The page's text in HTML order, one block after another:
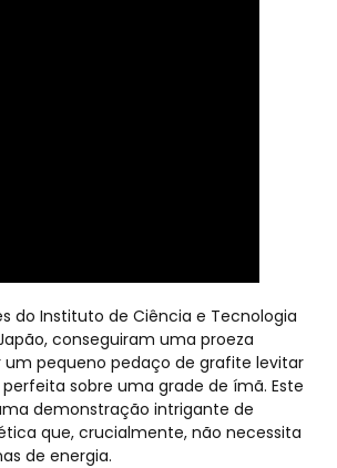
do Instituto de Ciência e Tecnologia
conseguiram uma proeza
um pequeno pedaço de grafite levitar
sobre uma grade de ímã. Este
demonstração intrigante de
que, crucialmente, não necessita
de energia.